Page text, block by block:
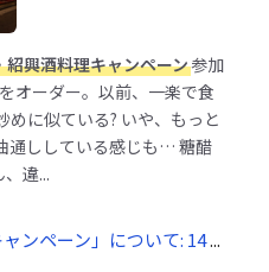
紹興酒料理キャンペーン参加
オーダー。以前、一楽で食
めに似ている? いや、もっと
通ししている感じも… 糖醋
違...
ンペーン」について: 14...